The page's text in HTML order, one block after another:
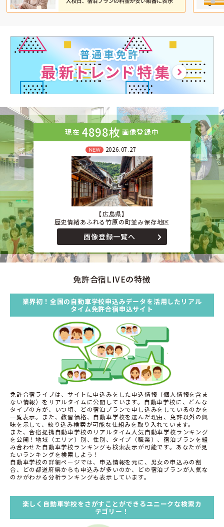
現在 4898枚 画像登録中
2026.07.27
広島県
歴史情緒あふれる竹原の町並み保存地区
画像登録一覧へ
免許合宿LIVEの特徴
業界初！全国の自動車学校申込みデータを活用したリアル
タイム免許合宿申込サイト
免許合宿ライブは、サイトに申込みをした申込情報（個人情報を含ま
ない情報）をリアルタイムに公開しています。自動車学校に、どんな
タイプの方が、いつ頃、どの宿泊プランで申し込みをしているのかを
一覧表示。また、教習価格、自動車学校を選んだ理由、免許以外の興
味を示して、絞り込み検索が可能な仕組みを取り入れています。
また、合宿提携自動車学校のリアルタイム人気自動車学校ランキング
を公開！地域（エリア）別、性別、タイプ（職業）、宿泊プランを組
み合わせた自動車学校ランキングも検索表示が可能です。あなたが見
たいランキングを検索しよう！
自動車学校の詳細ページでは、申込情報を元に、男女の申込みの割
合、どの都道府県からも申込みが多いのか、どの宿泊プランが人気な
のかがわかる分析ランキングも表示しています。
楽しく自動車学校をさがすことができるユニークな検索カ
テゴリー！